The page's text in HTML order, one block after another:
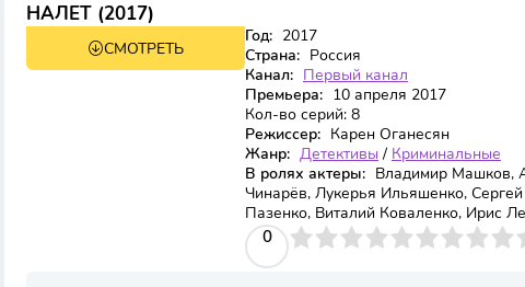
НАЛЕТ (2017)
СМОТРЕТЬ
Год: 2017
Страна: Россия
Канал: Первый канал
Премьера: 10 апреля 2017
Кол-во серий: 8
Режиссер: Карен Оганесян
Жанр: Детективы / Криминальные
В ролях актеры: Владимир Машков,
Чинарёв, Лукерья Ильяшенко,
Пазенко, Виталий Коваленко, Ирис
0
4 5 6 7 8 9 10